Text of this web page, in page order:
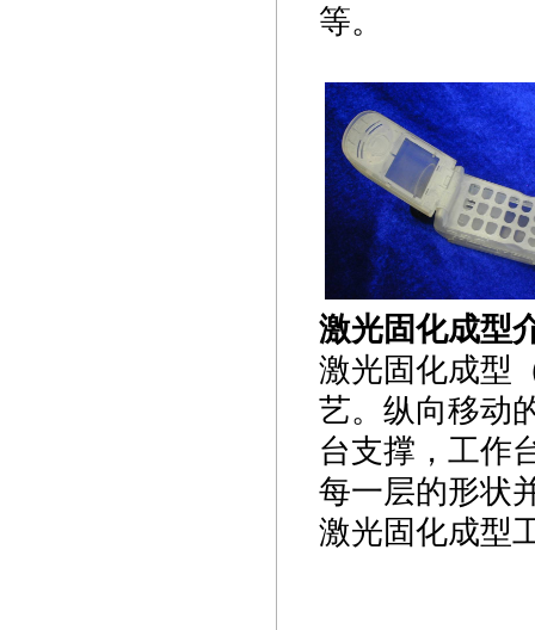
等。
激光固化成型
激光固化成型
艺。纵向移动
台支撑，工作
每一层的形状
激光固化成型